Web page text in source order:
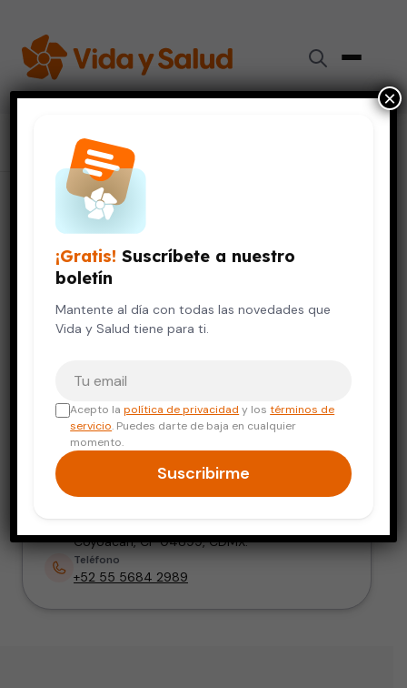
Colaboradores
Doctora
Pediatría
TÍTULOS ACADÉMICOS
Pediatría
Hematología Pediátrica
Centro Médico Coyoacán Consultorio 402D,
Coyoacán, CP 04899, CDMX.
Teléfono
+52 55 5684 2989
¡Gratis! Suscríbete a nuestro
boletín
Mantente al día con todas las novedades que
Vida y Salud tiene para ti.
Acepto lapolítica de privacidad y lostérminos de
servicio. Puedes darte de baja en cualquier
momento.
Suscribirme
×